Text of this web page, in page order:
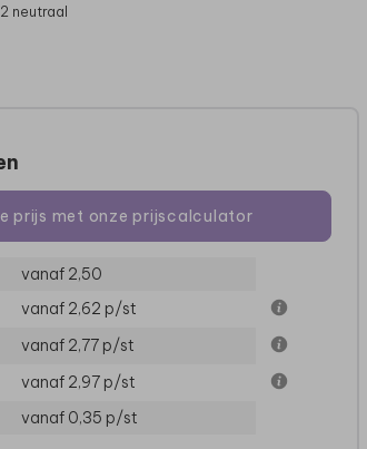
neutraal
prijs met onze prijscalculator
vanaf 2,50
vanaf 2,62 p/st
vanaf 2,77 p/st
vanaf 2,97 p/st
vanaf 0,35 p/st